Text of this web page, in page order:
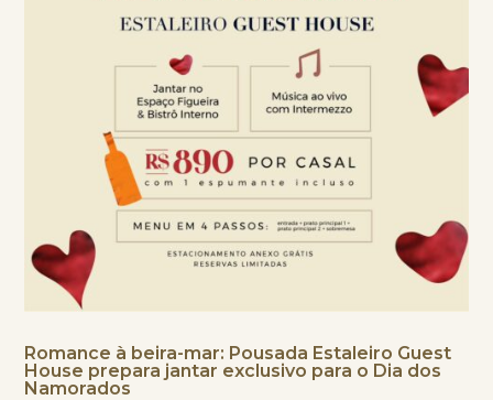
Romance à beira-mar: Pousada Estaleiro Guest
House prepara jantar exclusivo para o Dia dos
Namorados